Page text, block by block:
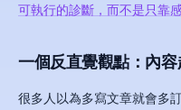
可執行的診斷，而不是只靠感
一個反直覺觀點：內
很多人以為多寫文章就會多